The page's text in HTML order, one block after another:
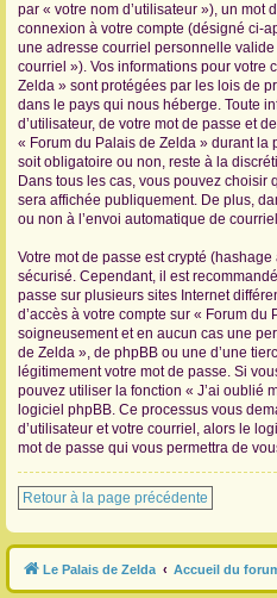
par « votre nom d’utilisateur »), un mot
connexion à votre compte (désigné ci-
une adresse courriel personnelle
courriel »). Vos informations pour votre
Zelda » sont protégées par les lois de
dans le pays qui nous héberge. Toute
d’utilisateur, de votre mot de passe et
« Forum du Palais de Zelda » durant la
soit obligatoire ou non, reste à la
Dans tous les cas, vous pouvez choisir
sera affichée publiquement. De plus,
ou non à l’envoi automatique de
Votre mot de passe est crypté
sécurisé. Cependant, il est
passe sur plusieurs sites Internet
d’accès à votre compte sur « Forum
soigneusement et en aucun cas une
de Zelda », de phpBB ou une d’une
légitimement votre mot de passe. Si
pouvez utiliser la fonction « J’ai oublié
logiciel phpBB. Ce processus vous
d’utilisateur et votre courriel, alors le
mot de passe qui vous permettra de
Retour à la page précédente
Le Palais de Zelda Accueil du